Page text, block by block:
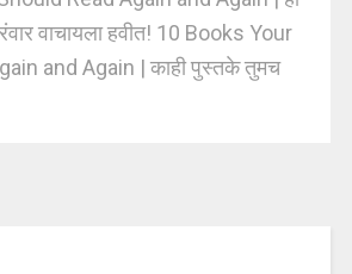
वाचायला हवीत! 10 Books Your
and Again | काही पुस्तके तुमच